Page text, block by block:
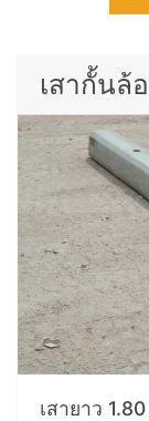
เสากั้นล้
เสายาว